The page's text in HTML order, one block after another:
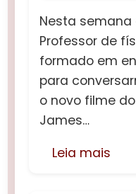
Nesta
Professor de
formado em
para
o novo filme
James…
Leia mais